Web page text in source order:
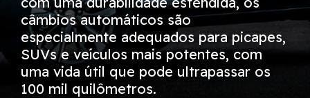
câmbios automáticos são
especialmente adequados para picapes,
SUVs e veículos mais potentes, com
uma vida útil que pode ultrapassar os
100 mil quilômetros.